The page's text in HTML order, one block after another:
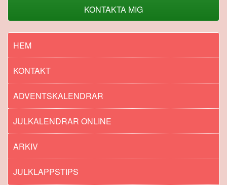
KONTAKTA MIG
HEM
KONTAKT
ADVENTSKALENDRAR
JULKALENDRAR ONLINE
ARKIV
JULKLAPPSTIPS